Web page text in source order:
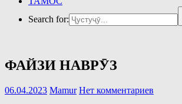
Search for:
ФАЙЗИ НАВРӮЗ
06.04.2023 Mamur Нет комментариев